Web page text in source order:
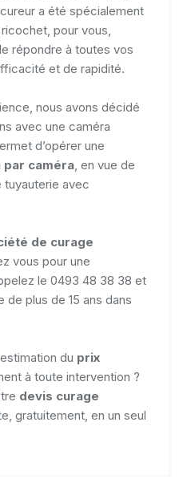
a été spécialement
pour vous,
répondre à toutes vos
et de rapidité.
nous avons décidé
avec une caméra
d’opérer une
par caméra , en vue de
tuyauterie avec
de curage
vous pour une
le 0493 48 38 38 et
plus de 15 ans dans
du prix
à toute intervention ?
devis curage
gratuitement, en un seul